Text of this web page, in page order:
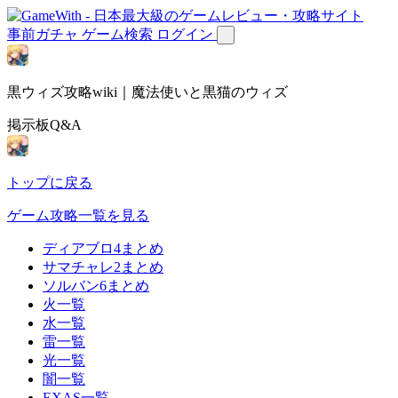
事前ガチャ ゲーム検索 ログイン
黒ウィズ攻略wiki｜魔法使いと黒猫のウィズ
掲示板Q&A
トップに戻る
ゲーム攻略一覧を見る
ディアブロ4まとめ
サマチャレ2まとめ
ソルバン6まとめ
火一覧
水一覧
雷一覧
光一覧
闇一覧